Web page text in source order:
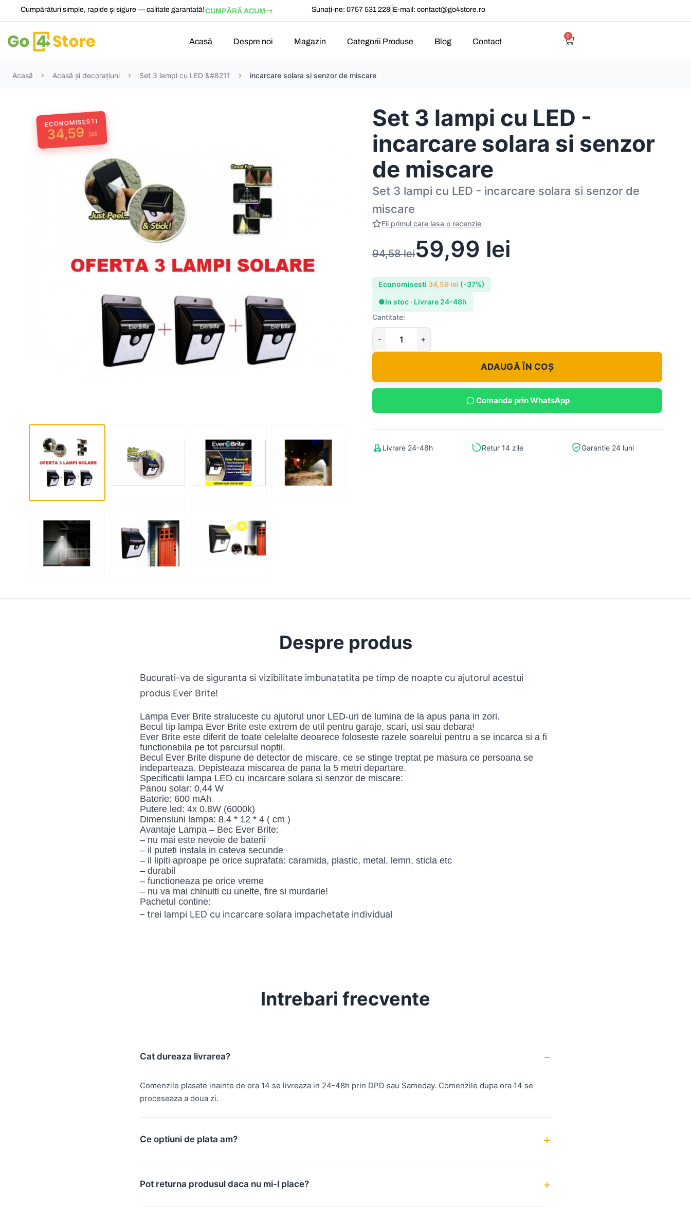
Cumpărături simple, rapide și sigure — calitate garantată!CUMPĂRĂ ACUM Sunați-ne: 0757 531 228 E-mail:contact@go4store.ro
Acasă Despre noi Magazin Categorii Produse Blog Contact
0
Acasă Acasă și decorațiuni Set 3 lampi cu LED &#8211 incarcare solara si senzor de miscare
ECONOMISESTI
34,59 lei
Set 3 lampi cu LED -
incarcare solara si senzor
de miscare
Set 3 lampi cu LED - incarcare solara si senzor de
miscare
Fii primul care lasa o recenzie
94,58lei59,99 lei
Economisesti 34,59 lei (-37%)
●In stoc · Livrare 24-48h
Cantitate:
ADAUGĂ ÎN COȘ
Comanda prin WhatsApp
Livrare 24-48h Retur 14 zile Garantie 24 luni
Despre produs
Bucurati-va de siguranta si vizibilitate imbunatatita pe timp de noapte cu ajutorul acestui
produs Ever Brite!
Lampa Ever Brite straluceste cu ajutorul unor LED-uri de lumina de la apus pana in zori.
Becul tip lampa Ever Brite este extrem de util pentru garaje, scari, usi sau debara!
Ever Brite este diferit de toate celelalte deoarece foloseste razele soarelui pentru a se incarca si a fi
functionabila pe tot parcursul noptii.
Becul Ever Brite dispune de detector de miscare, ce se stinge treptat pe masura ce persoana se
indeparteaza. Depisteaza miscarea de pana la 5 metri departare.
Specificatii lampa LED cu incarcare solara si senzor de miscare:
Panou solar: 0,44 W
Baterie: 600 mAh
Putere led: 4x 0.8W (6000k)
Dimensiuni lampa: 8.4 * 12 * 4 ( cm )
Avantaje Lampa – Bec Ever Brite:
– nu mai este nevoie de baterii
– il puteti instala in cateva secunde
– il lipiti aproape pe orice suprafata: caramida, plastic, metal, lemn, sticla etc
– durabil
– functioneaza pe orice vreme
– nu va mai chinuiti cu unelte, fire si murdarie!
Pachetul contine:
– trei lampi LED cu incarcare solara impachetate individual
Intrebari frecvente
Cat dureaza livrarea?
Comenzile plasate inainte de ora 14 se livreaza in 24-48h prin DPD sau Sameday. Comenzile dupa ora 14 se
proceseaza a doua zi.
Ce optiuni de plata am?
Pot returna produsul daca nu mi-l place?